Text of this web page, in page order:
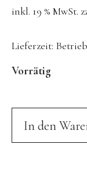
inkl. 19 % MwSt.
Lieferzeit:
Vorrätig
In den